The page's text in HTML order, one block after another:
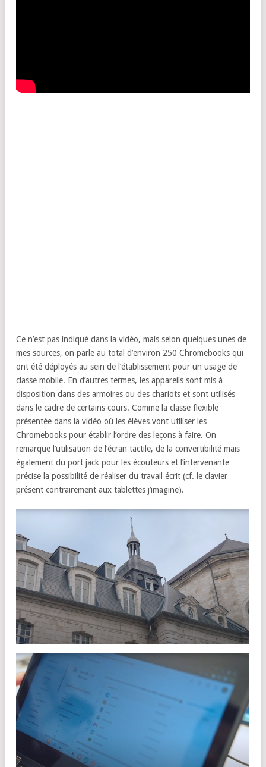
Ce n’est pas indiqué dans la vidéo, mais selon quelques unes de
mes sources, on parle au total d’environ 250 Chromebooks qui
ont été déployés au sein de l’établissement pour un usage de
classe mobile. En d’autres termes, les appareils sont mis à
disposition dans des armoires ou des chariots et sont utilisés
dans le cadre de certains cours. Comme la classe flexible
présentée dans la vidéo où les élèves vont utiliser les
Chromebooks pour établir l’ordre des leçons à faire. On
remarque l’utilisation de l’écran tactile, de la convertibilité mais
également du port jack pour les écouteurs et l’intervenante
précise la possibilité de réaliser du travail écrit (cf. le clavier
présent contrairement aux tablettes j’imagine).